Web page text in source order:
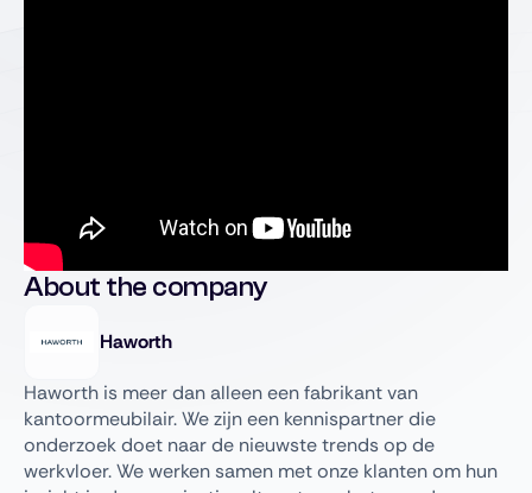
About the company
Haworth
Haworth is meer dan alleen een fabrikant van
kantoormeubilair. We zijn een kennispartner die
onderzoek doet naar de nieuwste trends op de
werkvloer. We werken samen met onze klanten om hun